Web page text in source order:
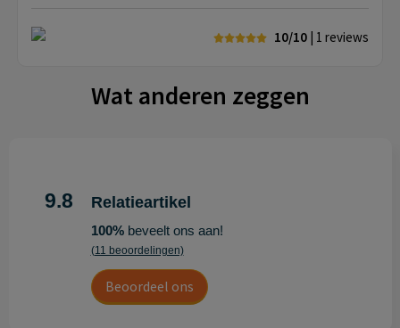
10/10 | 1 reviews
Wat anderen zeggen
9.8 Relatieartikel
100%beveelt ons aan!
(11 beoordelingen)
Beoordeel ons